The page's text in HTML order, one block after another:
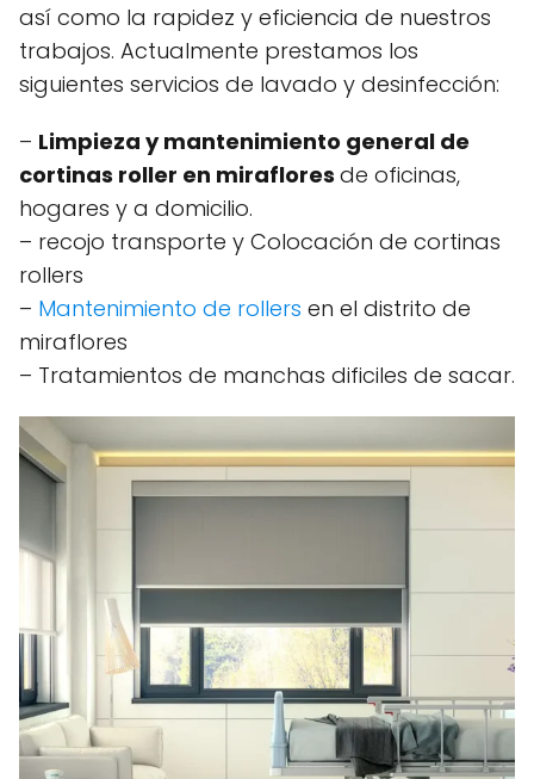
así como la rapidez y eficiencia de nuestros
trabajos. Actualmente prestamos los
siguientes servicios de lavado y desinfección:
– Limpieza y mantenimiento general de
cortinas roller en miraflores de oficinas,
hogares y a domicilio.
– recojo transporte y Colocación de cortinas
rollers
– Mantenimiento de rollers en el distrito de
miraflores
– Tratamientos de manchas dificiles de sacar.